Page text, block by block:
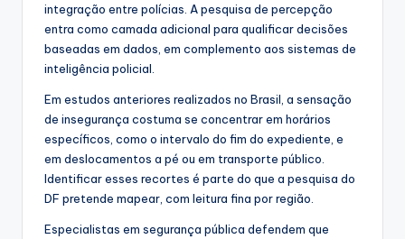
integração entre polícias. A pesquisa de percepção
entra como camada adicional para qualificar decisões
baseadas em dados, em complemento aos sistemas de
inteligência policial.
Em estudos anteriores realizados no Brasil, a sensação
de insegurança costuma se concentrar em horários
específicos, como o intervalo do fim do expediente, e
em deslocamentos a pé ou em transporte público.
Identificar esses recortes é parte do que a pesquisa do
DF pretende mapear, com leitura fina por região.
Especialistas em segurança pública defendem que